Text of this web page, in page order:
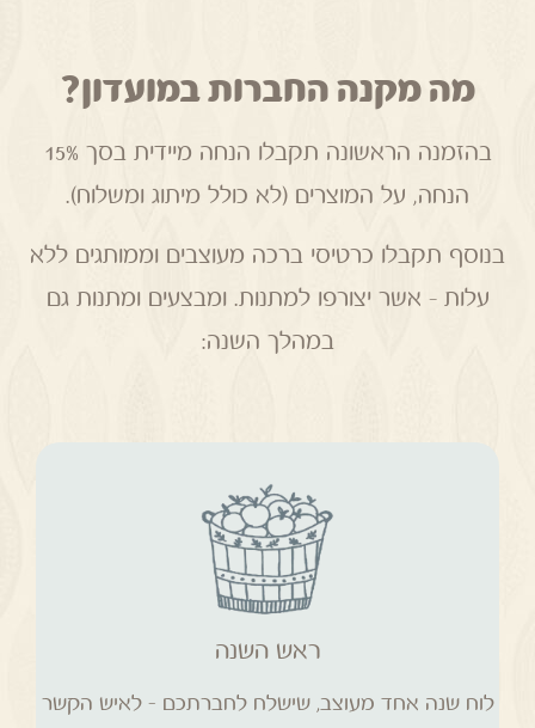
מה מקנה החברות במועדון?
בהזמנה הראשונה תקבלו הנחה מיידית בסך 15%
הנחה, על המוצרים (לא כולל מיתוג ומשלוח).
בנוסף תקבלו כרטיסי ברכה מעוצבים וממותגים ללא
עלות – אשר יצורפו למתנות. ומבצעים ומתנות גם
במהלך השנה:
ראש השנה
לוח שנה אחד מעוצב, שישלח לחברתכם – לאיש הקשר
לוח שנה אחד מעוצב, שישלח לחברתכם – לאיש